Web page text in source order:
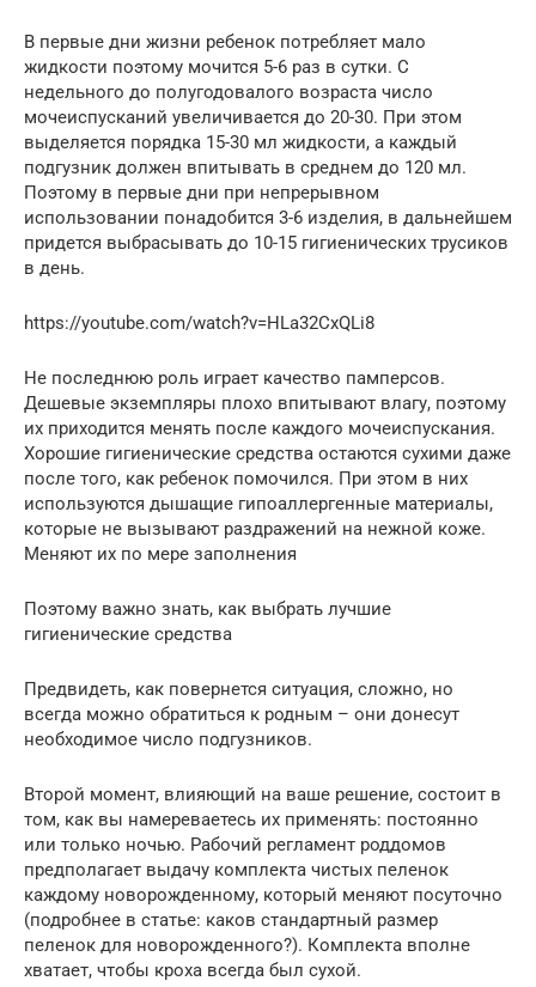
В первые дни жизни ребенок потребляет мало
жидкости поэтому мочится 5-6 раз в сутки. С
недельного до полугодовалого возраста число
мочеиспусканий увеличивается до 20-30. При этом
выделяется порядка 15-30 мл жидкости, а каждый
подгузник должен впитывать в среднем до 120 мл.
Поэтому в первые дни при непрерывном
использовании понадобится 3-6 изделия, в дальнейшем
придется выбрасывать до 10-15 гигиенических трусиков
в день.
https://youtube.com/watch?v=HLa32CxQLi8
Не последнюю роль играет качество памперсов.
Дешевые экземпляры плохо впитывают влагу, поэтому
их приходится менять после каждого мочеиспускания.
Хорошие гигиенические средства остаются сухими даже
после того, как ребенок помочился. При этом в них
используются дышащие гипоаллергенные материалы,
которые не вызывают раздражений на нежной коже.
Меняют их по мере заполнения
Поэтому важно знать, как выбрать лучшие
гигиенические средства
Предвидеть, как повернется ситуация, сложно, но
всегда можно обратиться к родным – они донесут
необходимое число подгузников.
Второй момент, влияющий на ваше решение, состоит в
том, как вы намереваетесь их применять: постоянно
или только ночью. Рабочий регламент роддомов
предполагает выдачу комплекта чистых пеленок
каждому новорожденному, который меняют посуточно
(подробнее в статье: каков стандартный размер
пеленок для новорожденного?). Комплекта вполне
хватает, чтобы кроха всегда был сухой.